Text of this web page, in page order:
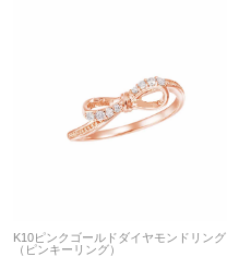
K10ピンクゴールドダイヤモンドリング
（ピンキーリング）